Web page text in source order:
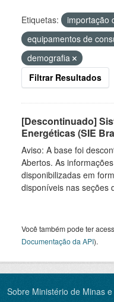
Etiquetas:
importação
equipamentos de
demografia
Filtrar Resultados
[Descontinuado]
Energéticas (SIE
Aviso: A base foi
Abertos. As
disponibilizadas em
disponíveis nas seções
Você também pode ter
Documentação da API).
Sobre Ministério de Minas